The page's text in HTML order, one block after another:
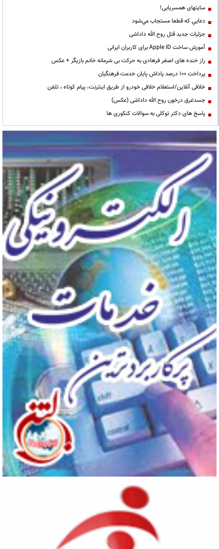
سایتهای همسریابی!
دعايي كه قطعا مستجاب مي‌شود
جزئیات جدید قتل روح الله داداشی
آموزش ساخت Apple ID برای کاربران ایرانی
راز خنده های اصغر فرهادی به حرکت بی شرمانه خانم بازیگر + عکس
پرداخت ۱۰۰ درصد پاداش پایان خدمت فرهنگیان
خلافی آنلاین/استعلام خلافی خودرو از طریق اینترنت، پیام کوتاه ، تلفن
جسدغرق درخون روح الله داداشی (عکس)
پاسخ های دکتر توکلی به سوالات کنکوری ها